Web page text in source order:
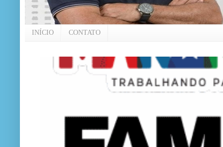
INÍCIO CONTATO